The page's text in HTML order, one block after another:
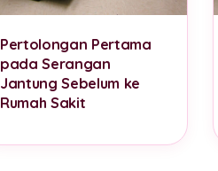
Pertolongan Pertama
pada Serangan
Jantung Sebelum ke
Rumah Sakit